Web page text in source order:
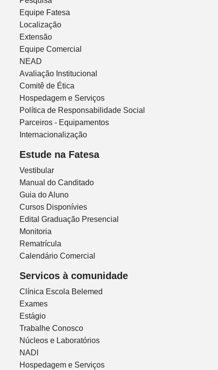
Equipe Fatesa
Localização
Extensão
Equipe Comercial
NEAD
Avaliação Institucional
Comitê de Ética
Hospedagem e Serviços
Política de Responsabilidade Social
Parceiros - Equipamentos
Internacionalização
Estude na Fatesa
Vestibular
Manual do Canditado
Guia do Aluno
Cursos Disponívies
Edital Graduação Presencial
Monitoria
Rematrícula
Calendário Comercial
Servicos à comunidade
Clínica Escola Belemed
Exames
Estágio
Trabalhe Conosco
Núcleos e Laboratórios
NADI
Hospedagem e Serviços